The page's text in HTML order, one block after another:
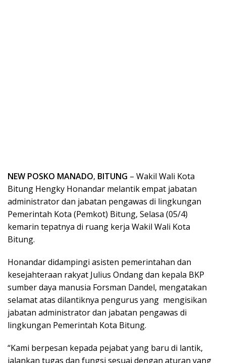
NEW POSKO MANADO, BITUNG – Wakil Wali Kota
Bitung Hengky Honandar melantik empat jabatan
administrator dan jabatan pengawas di lingkungan
Pemerintah Kota (Pemkot) Bitung, Selasa (05/4)
kemarin tepatnya di ruang kerja Wakil Wali Kota
Bitung.
Honandar didampingi asisten pemerintahan dan
kesejahteraan rakyat Julius Ondang dan kepala BKP
sumber daya manusia Forsman Dandel, mengatakan
selamat atas dilantiknya pengurus yang mengisikan
jabatan administrator dan jabatan pengawas di
lingkungan Pemerintah Kota Bitung.
“Kami berpesan kepada pejabat yang baru di lantik,
jalankan tugas dan fungsi sesuai dengan aturan yang